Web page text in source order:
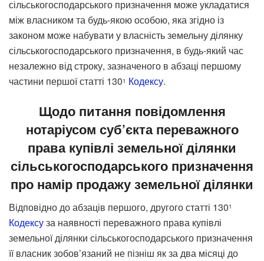
сільськогосподарського призначення може укладатися
між власником та будь-якою особою, яка згідно із
законом може набувати у власність земельну ділянку
сільськогосподарського призначення, в будь-який час
незалежно від строку, зазначеного в абзаці першому
частини першої статті 1301 Кодексу.
Щодо питання повідомлення
нотаріусом суб’єкта переважного
права купівлі земельної ділянки
сільськогосподарського призначення
про намір продажу земельної ділянки
Відповідно до абзаців першого, другого статті 1301
Кодексуза наявності переважного права купівлі
земельної ділянки сільськогосподарського призначення
її власник зобов’язаний не пізніш як за два місяці до